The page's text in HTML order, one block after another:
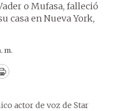
o Mufasa, falleció
casa en Nueva York,
m.
Print
actor de voz de Star